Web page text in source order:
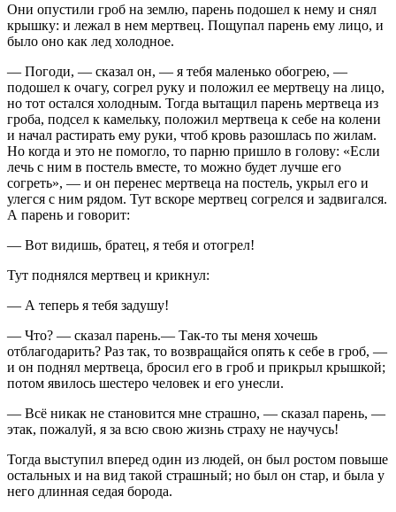
Они опустили гроб на землю, парень подошел к нему и снял
крышку: и лежал в нем мертвец. Пощупал парень ему лицо, и
было оно как лед холодное.
— Погоди, — сказал он, — я тебя маленько обогрею, —
подошел к очагу, согрел руку и положил ее мертвецу на лицо,
но тот остался холодным. Тогда вытащил парень мертвеца из
гроба, подсел к камельку, положил мертвеца к себе на колени
и начал растирать ему руки, чтоб кровь разошлась по жилам.
Но когда и это не помогло, то парню пришло в голову: «Если
лечь с ним в постель вместе, то можно будет лучше его
согреть», — и он перенес мертвеца на постель, укрыл его и
улегся с ним рядом. Тут вскоре мертвец согрелся и задвигался.
А парень и говорит:
— Вот видишь, братец, я тебя и отогрел!
Тут поднялся мертвец и крикнул:
— А теперь я тебя задушу!
— Что? — сказал парень.— Так-то ты меня хочешь
отблагодарить? Раз так, то возвращайся опять к себе в гроб, —
и он поднял мертвеца, бросил его в гроб и прикрыл крышкой;
потом явилось шестеро человек и его унесли.
— Всё никак не становится мне страшно, — сказал парень, —
этак, пожалуй, я за всю свою жизнь страху не научусь!
Тогда выступил вперед один из людей, он был ростом повыше
остальных и на вид такой страшный; но был он стар, и была у
него длинная седая борода.